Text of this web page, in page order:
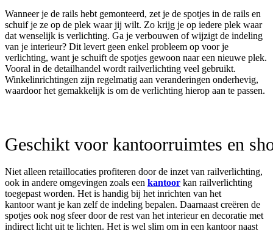
Wanneer je de rails hebt gemonteerd, zet je de spotjes in de rails en
schuif je ze op de plek waar jij wilt. Zo krijg je op iedere plek waar
dat wenselijk is verlichting. Ga je verbouwen of wijzigt de indeling
van je interieur? Dit levert geen enkel probleem op voor je
verlichting, want je schuift de spotjes gewoon naar een nieuwe plek.
Vooral in de detailhandel wordt railverlichting veel gebruikt.
Winkelinrichtingen zijn regelmatig aan veranderingen onderhevig,
waardoor het gemakkelijk is om de verlichting hierop aan te passen.
Geschikt voor kantoorruimtes en
Niet alleen retaillocaties profiteren door de inzet van railverlichting,
ook in andere omgevingen zoals een kantoor kan railverlichting
toegepast worden. Het is handig bij het inrichten van het
kantoorwant je kan zelf de indeling bepalen. Daarnaast creëren de
spotjes ook nog sfeer door de rest van het interieuren decoratie met
indirect licht uit te lichten. Het is wel slim om in een kantoor naast